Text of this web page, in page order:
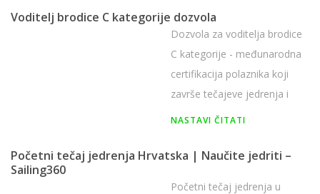
Voditelj brodice C kategorije dozvola
Dozvola za voditelja brodice
C kategorije - međunarodna
certifikacija polaznika koji
završe tečajeve jedrenja i
plovidbe
NASTAVI ČITATI
Početni tečaj jedrenja Hrvatska | Naučite jedriti –
Sailing360
Početni tečaj jedrenja u